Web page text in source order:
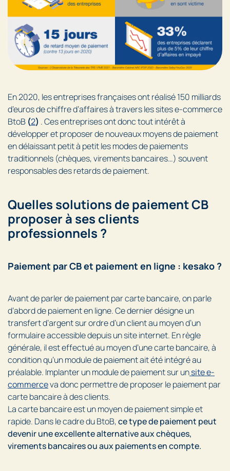
En 2020, les entreprises françaises ont réalisé 150 milliards
d’euros de chiffre d’affaires à travers les sites e-commerce
BtoB (2) . Ces entreprises ont donc tout intérêt à
développer et proposer de nouveaux moyens de paiement
en délaissant petit à petit les modes de paiements
traditionnels (chèques, virements bancaires…) souvent
responsables des retards de paiement.
Quelles solutions de paiement CB
proposer à ses clients
professionnels ?
Paiement par CB et paiement en ligne : kesako ?
Avant de parler de paiement par carte bancaire, on parle
d’abord de paiement en ligne. Ce dernier désigne un
transfert d’argent sur ordre d’un client au moyen d’un
formulaire accessible depuis un site internet. En règle
générale, il est effectué au moyen d’une carte bancaire, à
condition qu’un module de paiement ait été intégré au
préalable. Implanter un module de paiement sur unsite e-
commerceva donc permettre de proposer le paiement par
carte bancaire à des clients.
La carte bancaire est un moyen de paiement simple et
rapide. Dans le cadre du BtoB,ce type de paiement peut
devenir une excellente alternative aux chèques,
virements bancaires ou aux paiements en compte.